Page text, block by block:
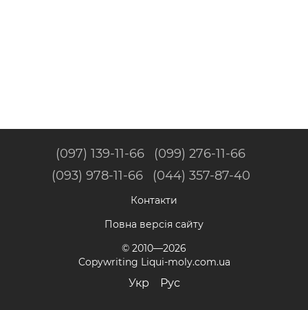
(097) 139-11-66
(099) 276-11-66
(093) 978-11-66
(044) 357-87-40
Контакти
Повна версія сайту
© 2010—2026
Copywriting Liqui-moly.com.ua
Укр Рус